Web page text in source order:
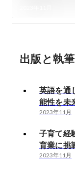
出版と執筆
英語を通
能性を未
2023年11月
子育て経
育業に挑
2023年11月